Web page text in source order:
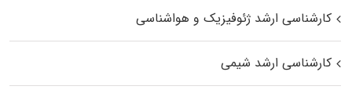
کارشناسی ارشد ژئوفیزیک و هواشناسی
کارشناسی ارشد شیمی